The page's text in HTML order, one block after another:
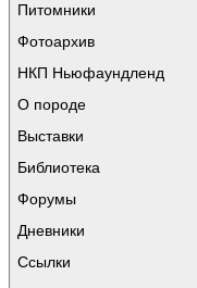
Питомники
Фотоархив
НКП Ньюфаундленд
О породе
Выставки
Библиотека
Форумы
Дневники
Ссылки